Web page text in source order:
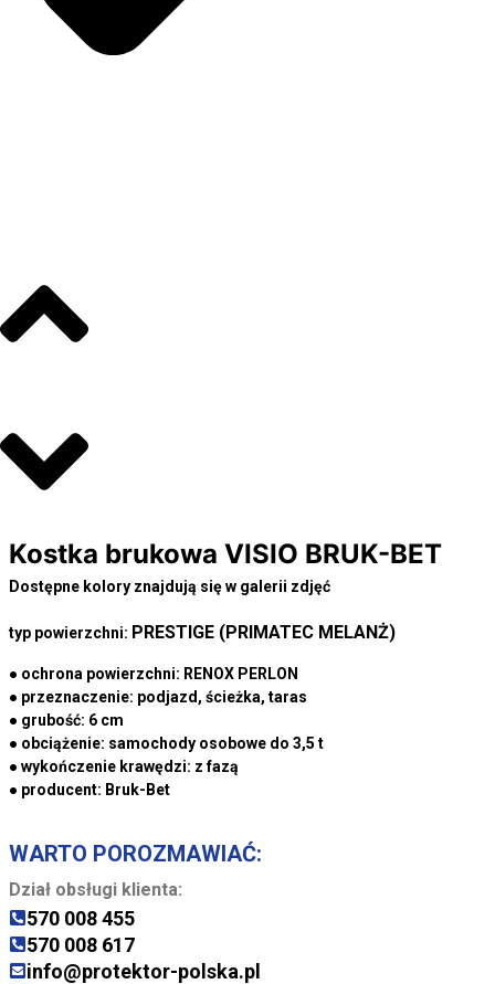
Kostka brukowa VISIO BRUK-BET
Dostępne kolory znajdują się w galerii zdjęć
typ powierzchni: PRESTIGE (PRIMATEC MELANŻ)
● ochrona powierzchni: RENOX PERLON
● przeznaczenie: podjazd, ścieżka, taras
● grubość: 6 cm
● obciążenie: samochody osobowe do 3,5 t
● wykończenie krawędzi: z fazą
● producent: Bruk-Bet
WARTO POROZMAWIAĆ:
Dział obsługi klienta:
570 008 455
570 008 617
info@protektor-polska.pl